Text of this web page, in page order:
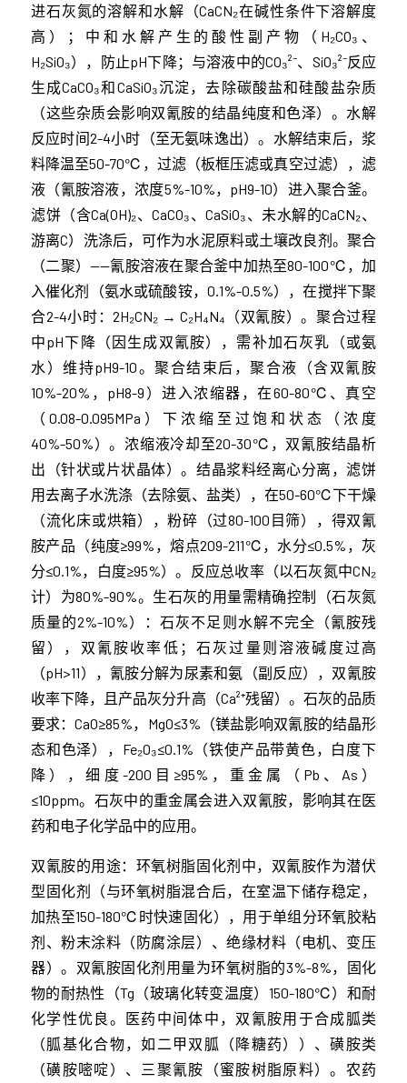
进石灰氮的溶解和水解（CaCN₂在碱性条件下溶解度
高）；中和水解产生的酸性副产物（H₂CO₃、
H₂SiO₃），防止pH下降；与溶液中的CO₃²⁻、SiO₃²⁻反应
生成CaCO₃和CaSiO₃沉淀，去除碳酸盐和硅酸盐杂质
（这些杂质会影响双氰胺的结晶纯度和色泽）。水解
反应时间2-4小时（至无氨味逸出）。水解结束后，浆
料降温至50-70℃，过滤（板框压滤或真空过滤），滤
液（氰胺溶液，浓度5%-10%，pH9-10）进入聚合釜。
滤饼（含Ca(OH)₂、CaCO₃、CaSiO₃、未水解的CaCN₂、
游离C）洗涤后，可作为水泥原料或土壤改良剂。聚合
（二聚）——氰胺溶液在聚合釜中加热至80-100℃，加
入催化剂（氨水或硫酸铵，0.1%-0.5%），在搅拌下聚
合2-4小时：2H₂CN₂ → C₂H₄N₄（双氰胺）。聚合过程
中pH下降（因生成双氰胺），需补加石灰乳（或氨
水）维持pH9-10。聚合结束后，聚合液（含双氰胺
10%-20%，pH8-9）进入浓缩器，在60-80℃、真空
（0.08-0.095MPa）下浓缩至过饱和状态（浓度
40%-50%）。浓缩液冷却至20-30℃，双氰胺结晶析
出（针状或片状晶体）。结晶浆料经离心分离，滤饼
用去离子水洗涤（去除氨、盐类），在50-60℃下干燥
（流化床或烘箱），粉碎（过80-100目筛），得双氰
胺产品（纯度≥99%，熔点209-211℃，水分≤0.5%，灰
分≤0.1%，白度≥95%）。反应总收率（以石灰氮中CN₂
计）为80%-90%。生石灰的用量需精确控制（石灰氮
质量的2%-10%）：石灰不足则水解不完全（氰胺残
留），双氰胺收率低；石灰过量则溶液碱度过高
（pH>11），氰胺分解为尿素和氨（副反应），双氰胺
收率下降，且产品灰分升高（Ca²⁺残留）。石灰的品质
要求：CaO≥85%，MgO≤3%（镁盐影响双氰胺的结晶形
态和色泽），Fe₂O₃≤0.1%（铁使产品带黄色，白度下
降），细度-200目≥95%，重金属（Pb、As）
≤10ppm。石灰中的重金属会进入双氰胺，影响其在医
药和电子化学品中的应用。
双氰胺的用途：环氧树脂固化剂中，双氰胺作为潜伏
型固化剂（与环氧树脂混合后，在室温下储存稳定，
加热至150-180℃时快速固化），用于单组分环氧胶粘
剂、粉末涂料（防腐涂层）、绝缘材料（电机、变压
器）。双氰胺固化剂用量为环氧树脂的3%-8%，固化
物的耐热性（Tg（玻璃化转变温度）150-180℃）和耐
化学性优良。医药中间体中，双氰胺用于合成胍类
（胍基化合物，如二甲双胍（降糖药））、磺胺类
（磺胺嘧啶）、三聚氰胺（蜜胺树脂原料）。农药